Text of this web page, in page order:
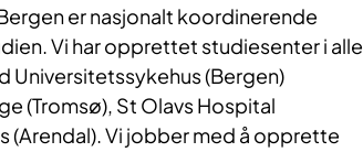
er nasjonalt koordinerende
Vi har opprettet studiesenter i alle
Universitetssykehus (Bergen)
(Tromsø), St Olavs Hospital
(Arendal). Vi jobber med å opprette